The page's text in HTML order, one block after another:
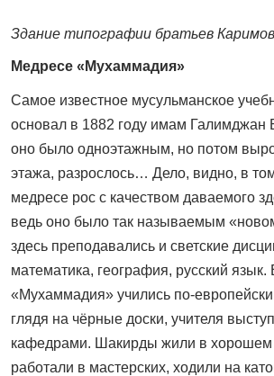
Здание типографии братьев
Медресе «Мухаммадия»
Самое известное мусульманское
основал в 1882 году имам Галимджан
оно было одно­этажным, но потом
этажа, разрослось… Дело, видно, в
медресе рос с качеством даваемого
ведь оно было так называемым
здесь преподавались и светские
математика, география, русский
«Мухаммадия» учились по-
глядя на чёрные доски, учителя
кафедрами. Шакирды жили в
работали в мастерских, ходили на